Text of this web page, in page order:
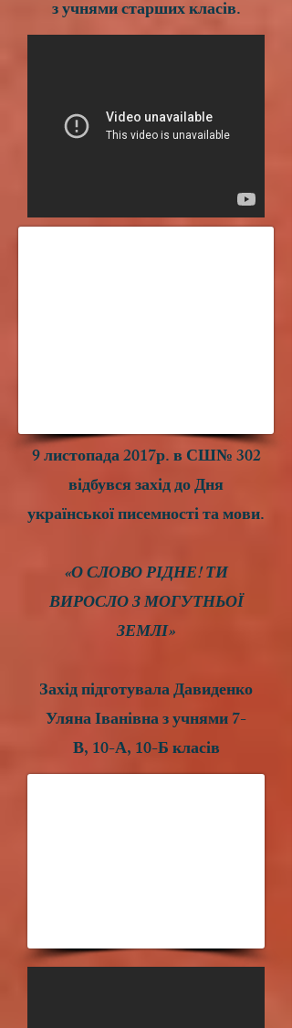
з учнями старших класів.
9 листопада 2017р. в СШ№ 302
відбувся захід до Дня
української писемності та мови.
«О СЛОВО РІДНЕ! ТИ
ВИРОСЛО З МОГУТНЬОЇ
ЗЕМЛІ»
Захід підготувала Давиденко
Уляна Іванівна з учнями 7-
В, 10-А, 10-Б класів